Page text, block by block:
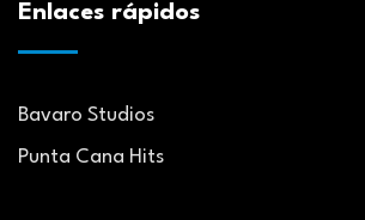
Enlaces rápidos
Bavaro Studios
Punta Cana Hits